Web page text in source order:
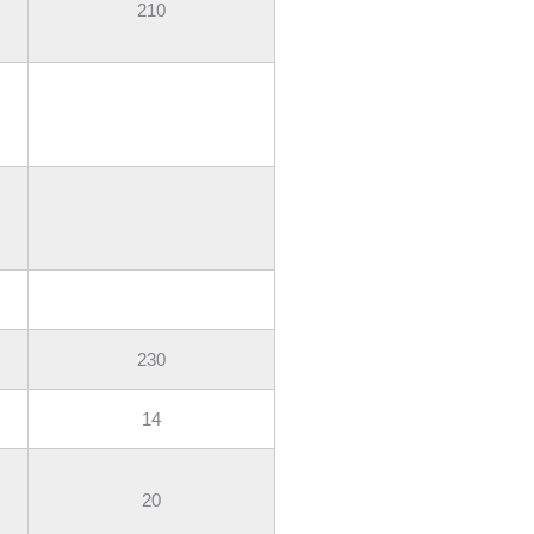
210
230
14
20